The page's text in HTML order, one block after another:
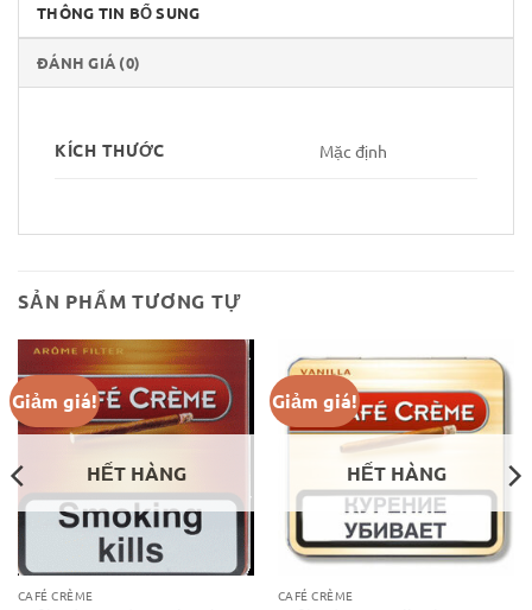
THÔNG TIN BỔ SUNG
ĐÁNH GIÁ (0)
KÍCH THƯỚC Mặc định
SẢN PHẨM TƯƠNG TỰ
Giảm giá!
HẾT HÀNG
CAFÉ CRÈME
Giảm giá!
HẾT HÀNG
CAFÉ CRÈME